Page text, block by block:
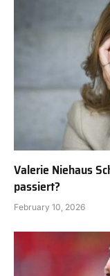
Valerie Niehaus
passiert?
February 10, 2026